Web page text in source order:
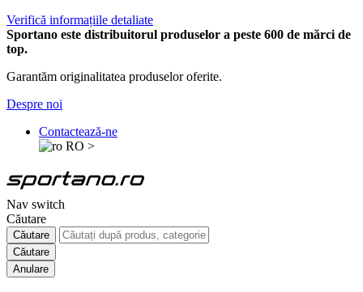
Verifică informațiile detaliate
Sportano este distribuitorul produselor a peste 600 de mărci de
top.
Garantăm originalitatea produselor oferite.
Despre noi
Contactează-ne
RO >
Nav switch
Căutare
Căutare
Căutare
Anulare